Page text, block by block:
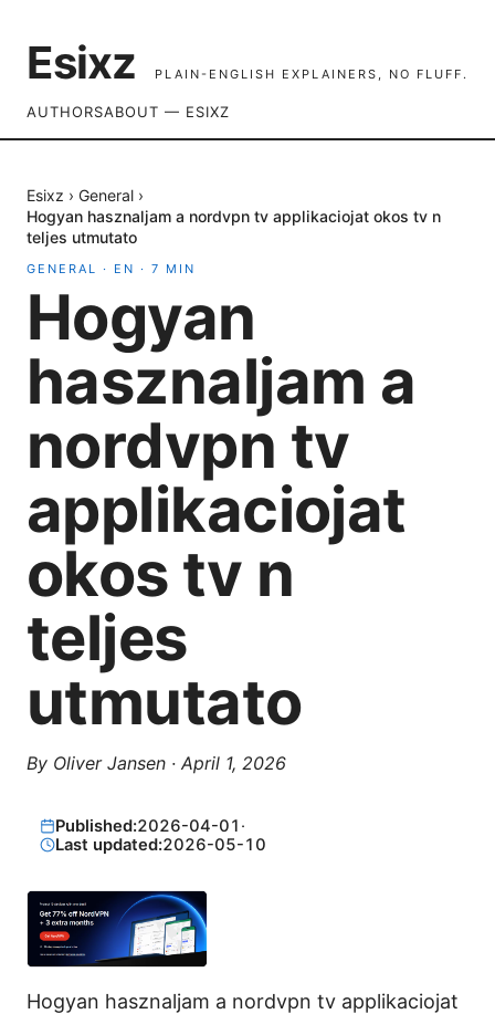
Esixz PLAIN-ENGLISH EXPLAINERS, NO FLUFF.
AUTHORSABOUT — ESIXZ
Esixz › General ›
Hogyan hasznaljam a nordvpn tv applikaciojat okos tv n
teljes utmutato
GENERAL · EN · 7 MIN
Hogyan
hasznaljam a
nordvpn tv
applikaciojat
okos tv n
teljes
utmutato
By Oliver Jansen · April 1, 2026
Published:2026-04-01 ·
Last updated:2026-05-10
Hogyan hasznaljam a nordvpn tv applikaciojat